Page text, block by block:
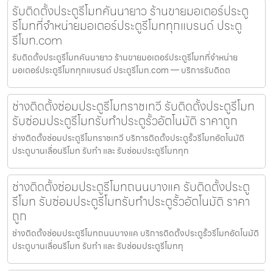
รับติดตั้งประตูรีโมทคันนายาว ร้านขายมอเตอร์ประตู
รีโมทที่จำหน่ายมอเตอร์ประตูรีโมททุกแบรนด์ ประตู
รีโมท.com
รับติดตั้งประตูรีโมทคันนายาว ร้านขายมอเตอร์ประตูรีโมทที่จำหน่าย
มอเตอร์ประตูรีโมททุกแบรนด์ ประตูรีโมท.com — บริการรับติดต
ช่างติดตั้งซ่อมประตูรีโมทราชเทวี รับติดตั้งประตูรีโมท
รับซ่อมประตูรีโมทรับทำประตูรั้วอัตโนมัติ ราคาถูก
ช่างติดตั้งซ่อมประตูรีโมทราชเทวี บริการติดตั้งประตูรั้วรีโมทอัตโนมัติ
ประตูบานเลื่อนรีโมท รับทำ และ รับซ่อมประตูรีโมททุก
ช่างติดตั้งซ่อมประตูรีโมทถนนบางแค รับติดตั้งประตู
รีโมท รับซ่อมประตูรีโมทรับทำประตูรั้วอัตโนมัติ ราคา
ถูก
ช่างติดตั้งซ่อมประตูรีโมทถนนบางแค บริการติดตั้งประตูรั้วรีโมทอัตโนมัติ
ประตูบานเลื่อนรีโมท รับทำ และ รับซ่อมประตูรีโมททุ